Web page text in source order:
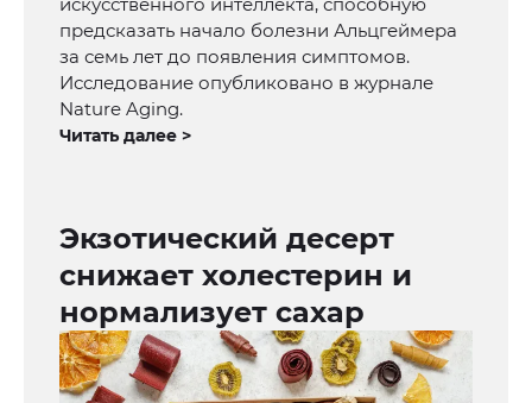
предсказать начало болезни Альцгеймера
за семь лет до появления симптомов.
Исследование опубликовано в журнале
Nature Aging.
Читать далее >
Экзотический десерт
снижает холестерин и
нормализует сахар